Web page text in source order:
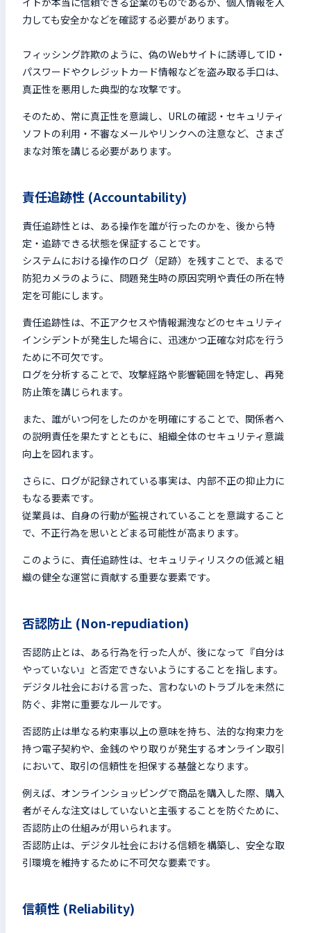
力しても安全かなどを確認する必要があります。
フィッシング詐欺のように、偽のWebサイトに誘導してID・
パスワードやクレジットカード情報などを盗み取る手口は、
真正性を悪用した典型的な攻撃です。
そのため、常に真正性を意識し、URLの確認・セキュリティ
ソフトの利用・不審なメールやリンクへの注意など、さまざ
まな対策を講じる必要があります。
責任追跡性 (Accountability)
責任追跡性とは、ある操作を誰が行ったのかを、後から特
定・追跡できる状態を保証することです。
システムにおける操作のログ（足跡）を残すことで、まるで
防犯カメラのように、問題発生時の原因究明や責任の所在特
定を可能にします。
責任追跡性は、不正アクセスや情報漏洩などのセキュリティ
インシデントが発生した場合に、迅速かつ正確な対応を行う
ために不可欠です。
ログを分析することで、攻撃経路や影響範囲を特定し、再発
防止策を講じられます。
また、誰がいつ何をしたのかを明確にすることで、関係者へ
の説明責任を果たすとともに、組織全体のセキュリティ意識
向上を図れます。
さらに、ログが記録されている事実は、内部不正の抑止力に
もなる要素です。
従業員は、自身の行動が監視されていることを意識すること
で、不正行為を思いとどまる可能性が高まります。
このように、責任追跡性は、セキュリティリスクの低減と組
織の健全な運営に貢献する重要な要素です。
否認防止 (Non-repudiation)
否認防止とは、ある行為を行った人が、後になって『自分は
やっていない』と否定できないようにすることを指します。
デジタル社会における言った、言わないのトラブルを未然に
防ぐ、非常に重要なルールです。
否認防止は単なる約束事以上の意味を持ち、法的な拘束力を
持つ電子契約や、金銭のやり取りが発生するオンライン取引
において、取引の信頼性を担保する基盤となります。
例えば、オンラインショッピングで商品を購入した際、購入
者がそんな注文はしていないと主張することを防ぐために、
否認防止の仕組みが用いられます。
否認防止は、デジタル社会における信頼を構築し、安全な取
引環境を維持するために不可欠な要素です。
信頼性 (Reliability)